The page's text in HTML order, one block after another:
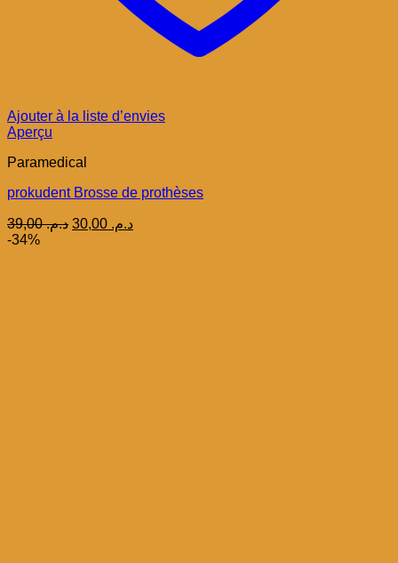
Ajouter à la liste d’envies
Aperçu
Paramedical
prokudent Brosse de prothèses
د.م.39,00
Le
د.م.Le
-34%